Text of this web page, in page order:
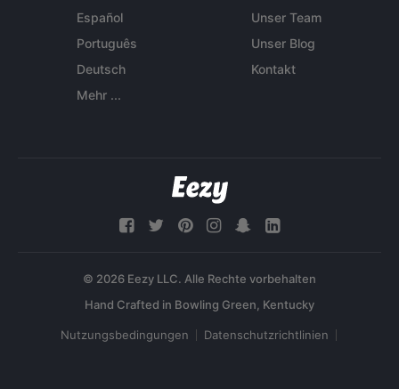
Español
Português
Deutsch
Mehr ...
Unser Team
Unser Blog
Kontakt
© 2026 Eezy LLC. Alle Rechte vorbehalten
Nutzungsbedingungen Datenschutzrichtlinien